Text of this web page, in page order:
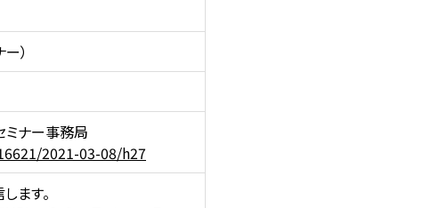
）
ミナー事務局
2021-03-08/h27
ます。